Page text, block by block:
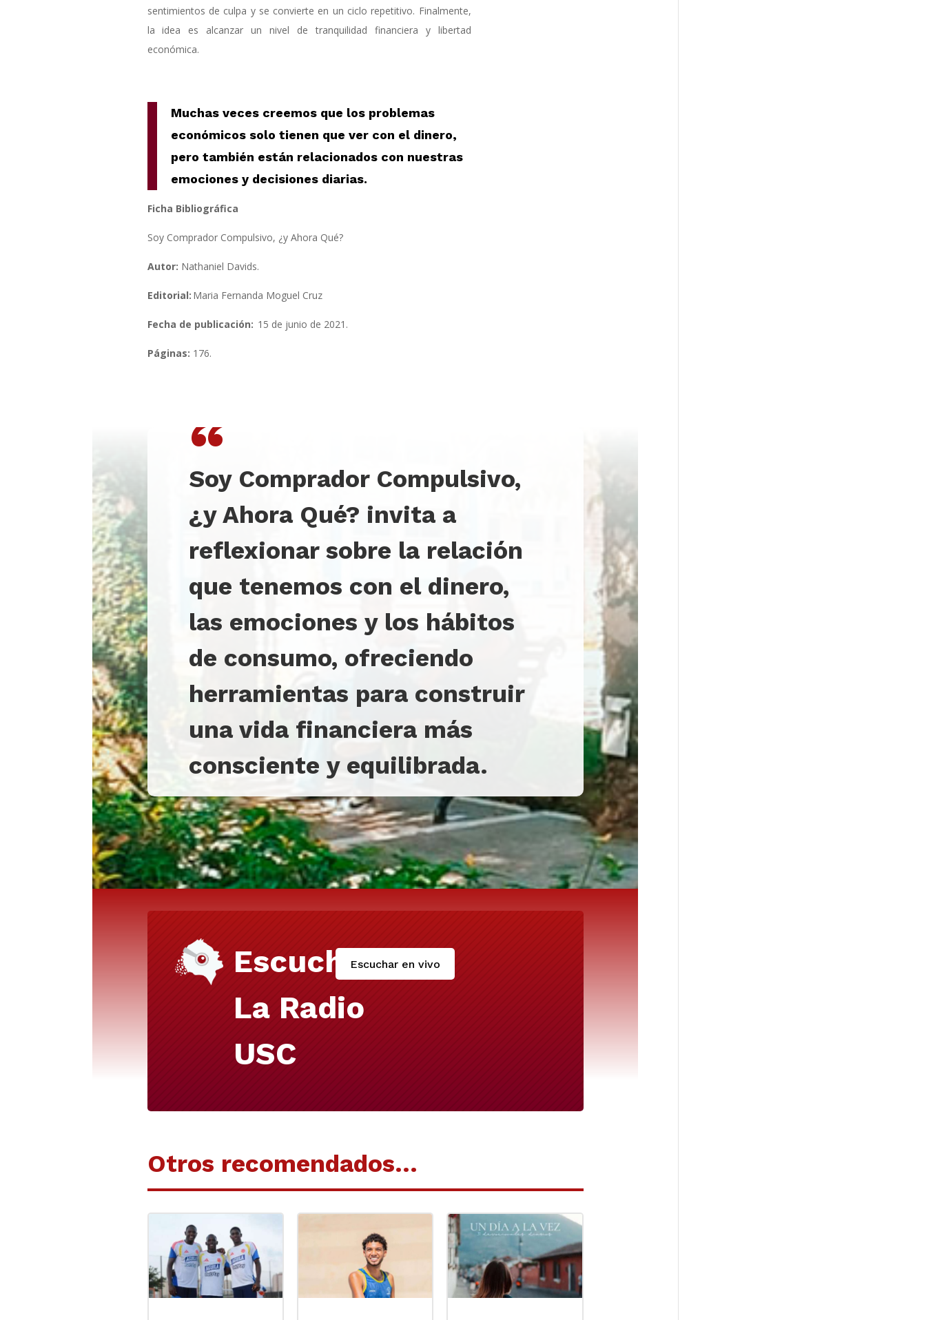
sentimientos de culpa y se convierte en un ciclo repetitivo. Finalmente,
la idea es alcanzar un nivel de tranquilidad financiera y libertad
económica.
Muchas veces creemos que los problemas
económicos solo tienen que ver con el dinero,
pero también están relacionados con nuestras
emociones y decisiones diarias.
Ficha Bibliográfica
Soy Comprador Compulsivo, ¿y Ahora Qué?
Autor: Nathaniel Davids.
Editorial: Maria Fernanda Moguel Cruz
Fecha de publicación: 15 de junio de 2021.
Páginas: 176.
“
Soy Comprador Compulsivo,
¿y Ahora Qué? invita a
reflexionar sobre la relación
que tenemos con el dinero,
las emociones y los hábitos
de consumo, ofreciendo
herramientas para construir
una vida financiera más
consciente y equilibrada.
Escucha
La Radio
USC
Escuchar en vivo
Otros recomendados…